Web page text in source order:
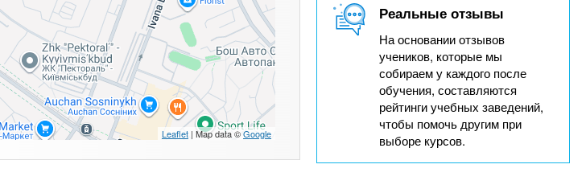
Leaflet | Map data ©Google
Реальные отзывы
На основании отзывов
учеников, которые мы
собираем у каждого после
обучения, составляются
рейтинги учебных заведений,
чтобы помочь другим при
выборе курсов.